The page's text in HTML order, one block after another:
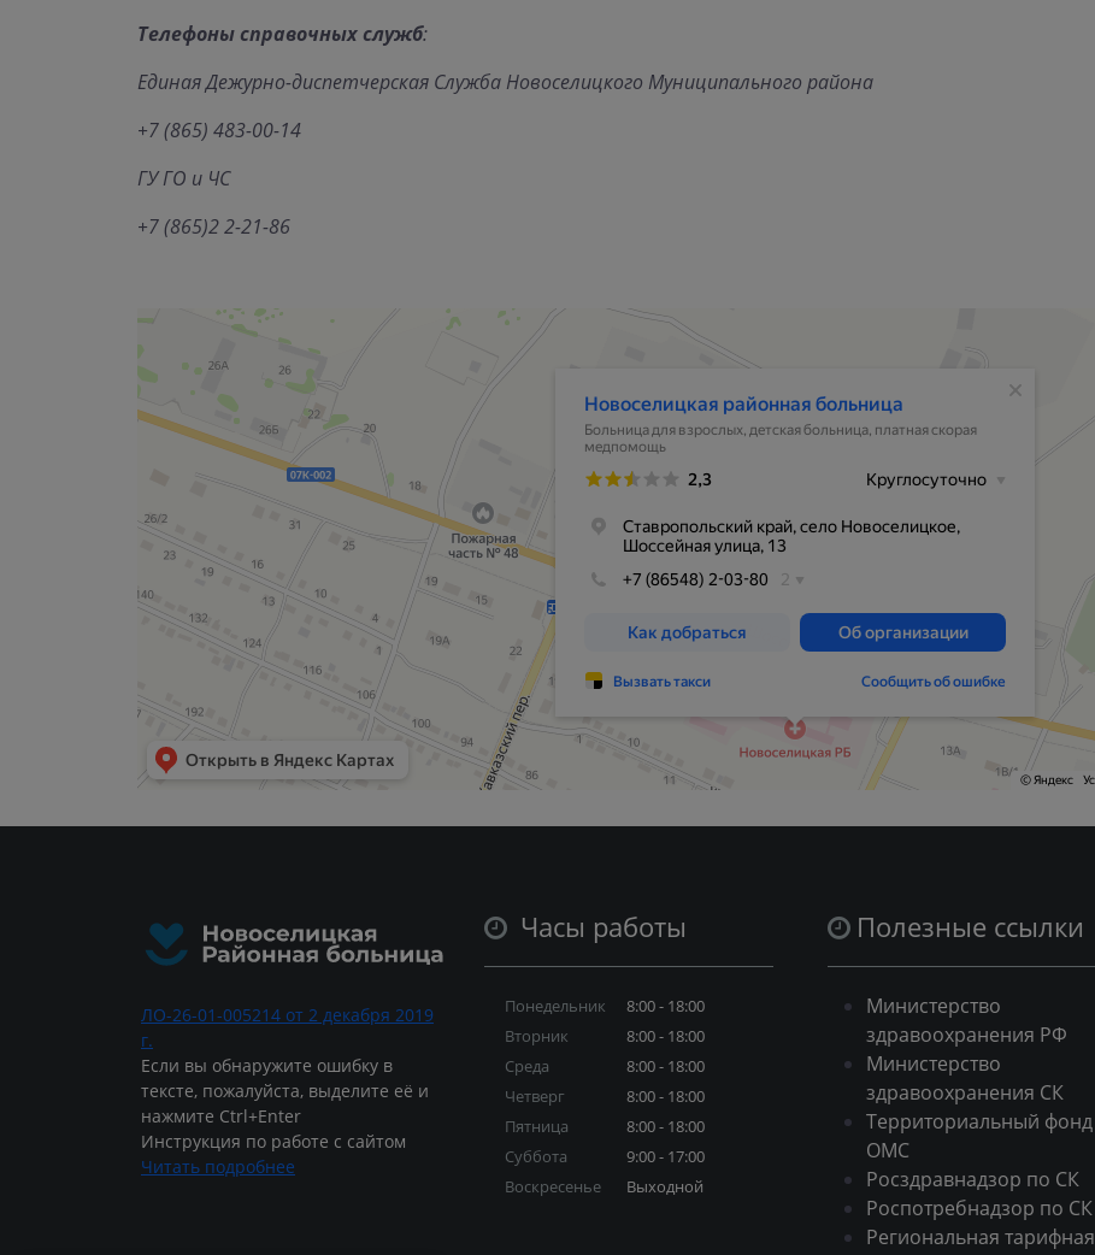
Телефоны справочных служб:
Единая Дежурно-диспетчерская Служба Новоселицкого Муниципального района
+7 (865) 483-00-14
ГУ ГО и ЧС
+7 (865)2 2-21-86
Новоселицкая районная больница
Больница для взрослых в Ставропольском крае
Детская больница в Ставропольском крае
ЛО-26-01-005214 от 2 декабря 2019
г.
Если вы обнаружите ошибку в
тексте, пожалуйста, выделите её и
нажмите Ctrl+Enter
Инструкция по работе с сайтом
Читать подробнее
Часы работы
Понедельник
Вторник
Среда
Четверг
Пятница
Суббота
Воскресенье
8:00 - 18:00
8:00 - 18:00
8:00 - 18:00
8:00 - 18:00
8:00 - 18:00
9:00 - 17:00
Выходной
Полезные ссылки
Министерство
здравоохранения РФ
Министерство
здравоохранения СК
Территориальный фонд
ОМС
Росздравнадзор по СК
Роспотребнадзор по СК
Региональная тарифная